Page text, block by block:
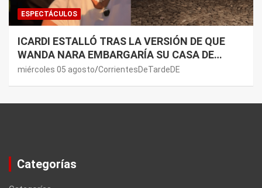
ESPECTÁCULOS
ICARDI ESTALLÓ TRAS LA VERSIÓN DE QUE
WANDA NARA EMBARGARÍA SU CASA DE
NORDELTA: “NECESITAN RASCAR DE ALGÚN
miércoles 05 agosto CorrientesDeTardeDE
Categorías